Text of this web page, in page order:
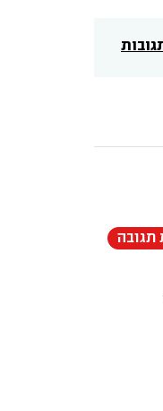
תגובה
לא על חשבון ילדי